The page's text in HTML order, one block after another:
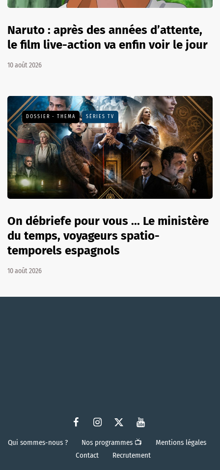
Naruto : après des années d’attente,
le film live-action va enfin voir le jour
10 août 2026
DOSSIER - THEMA SÉRIES TV
On débriefe pour vous ... Le ministère
du temps, voyageurs spatio-
temporels espagnols
10 août 2026
Qui sommes-nous ? Nos programmes 📺
Mentions légales
Contact
Recrutement